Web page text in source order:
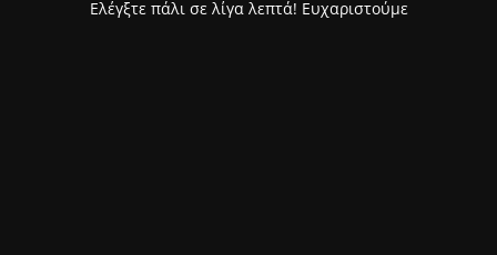
Ελέγξτε πάλι σε λίγα λεπτά! Ευχαριστούμε